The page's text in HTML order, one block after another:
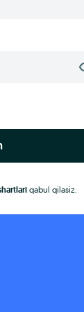
qabul qilasiz.